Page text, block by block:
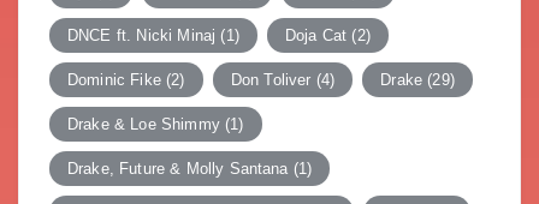
DNCE ft. Nicki Minaj (1) Doja Cat (2)
Dominic Fike(2) Don Toliver (4) Drake (29)
Drake & Loe Shimmy(1)
Drake, Future & Molly Santana (1)